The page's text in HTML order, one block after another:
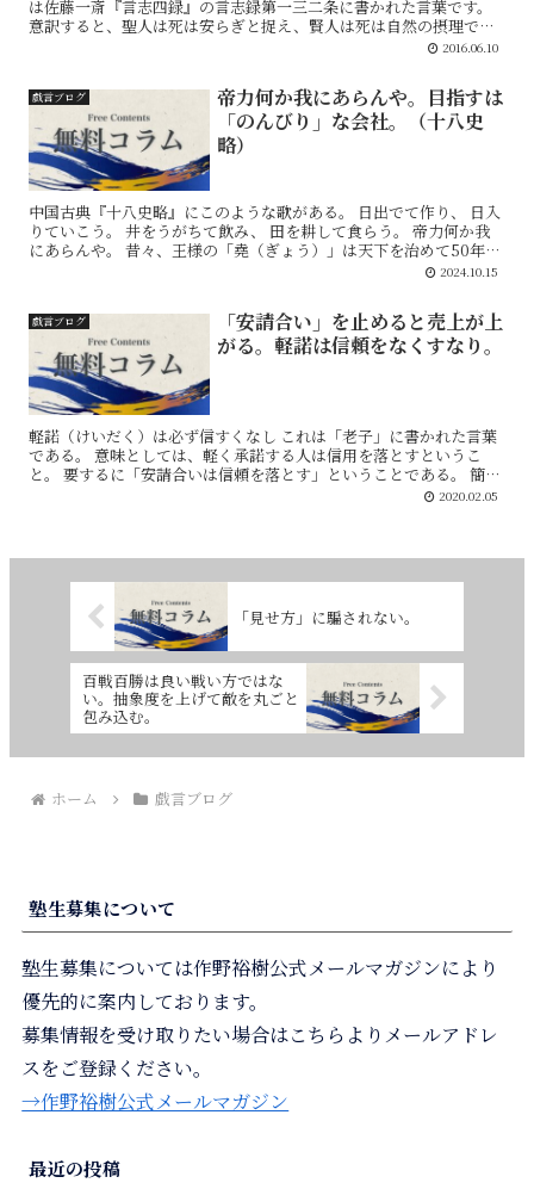
は佐藤一斎『言志四録』の言志録第一三二条に書かれた言葉です。
意訳すると、聖人は死は安らぎと捉え、賢人は死は自然の摂理であ
ると理解していて、一般人は死というものを畏れながら生き...2016.06.10
戯言ブログ
帝力何か我にあらんや。目指すは
「のんびり」な会社。（十八史
略）
中国古典『十八史略』にこのような歌がある。 日出でて作り、 日入
りていこう。 井をうがちて飲み、 田を耕して食らう。 帝力何か我
にあらんや。 昔々、王様の「堯（ぎょう）」は天下を治めて50年が
2024.10.15
戯言ブログ
「安請合い」を止めると売上が上
がる。軽諾は信頼をなくすなり。
軽諾（けいだく）は必ず信すくなし これは「老子」に書かれた言葉
である。 意味としては、軽く承諾する人は信用を落とすというこ
と。 要するに「安請合いは信頼を落とす」ということである。 簡単
2020.02.05
「見せ方」に騙されない。
百戦百勝は良い戦い方ではな
い。抽象度を上げて敵を丸ごと
包み込む。
ホーム 戯言ブログ
塾生募集について
塾生募集については作野裕樹公式メールマガジンにより
優先的に案内しております。
募集情報を受け取りたい場合はこちらよりメールアドレ
スをご登録ください。
→作野裕樹公式メールマガジン
最近の投稿